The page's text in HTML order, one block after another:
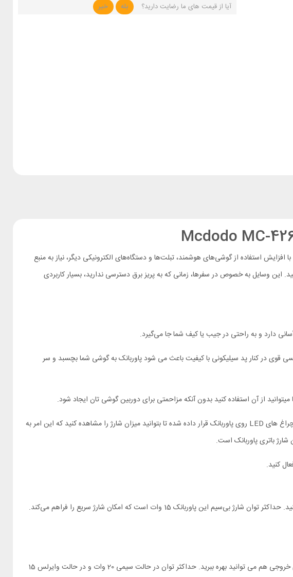
آیا از قیمت های ما رضایت دارید؟ بله خیر
MC-
استفاده از گوشی‌های هوشمند، تبلت‌ها و دستگاه‌های الکترونیکی دیگر، نیاز به منبع
وسایل به خصوص در سفرها، زمانی که به پریز برق دسترسی ندارید، بسیار کاربردی
دارد و به راحتی در جیب یا کیف شما جا می‌گیرد.
دنبال پاوربانک وایرلس هستند. استفاده از سیم پیچ دوگانه با 28 هسته مغناطیسی قوی در کنار پد سیلیکونی با کیفیت باعث می شود پاوربانک به گوشی شما بچسبد و سر
از آن استفاده کنید بدون آنکه مزاحمتی برای دوربین گوشی تان ایجاد شود.
دانستن مقدار انرژی باقی مانده در پاوربانک بسیار حائز اهمیت است تا بتوانیم میزان شارژ و زمان شارژ کردن پاوربانک را مدیریت کنیم. چراغ های LED روی پاوربانک قرار داده شده تا بتوانید میزان شارژ را مشاهده کنید که این امر به
کنید.
فقط یک پاوربانک وایرلس نیست، شما میتوانید با متصل کردن یک کابل تایپ سی به پاوربانک گوشی خود را شارژ کنید. حداکثر توان شارژ بی‌سیم این پاوربانک 15 وات است که امکان شارژ سریع را فراهم می‌کند.
به وسیله یک ورودی تایپ سی و شارژی تا حداکثر 18 وات شارژ کنید. از این ورودی به عنوان خروجی هم می توانید بهره ببرید. حداکثر توان در حالت سیمی 20 وات و در حالت وایرلس 15